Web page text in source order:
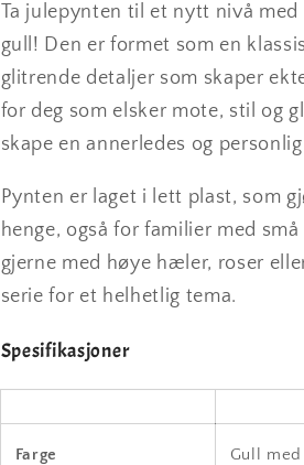
Ta julepynten til et nytt nivå
gull! Den er formet som en
glitrende detaljer som skaper
for deg som elsker mote, stil og
skape en annerledes og
Pynten er laget i lett plast, som
henge, også for familier med
gjerne med høye hæler, roser
serie for et helhetlig tema.
Spesifikasjoner
Farge Gull